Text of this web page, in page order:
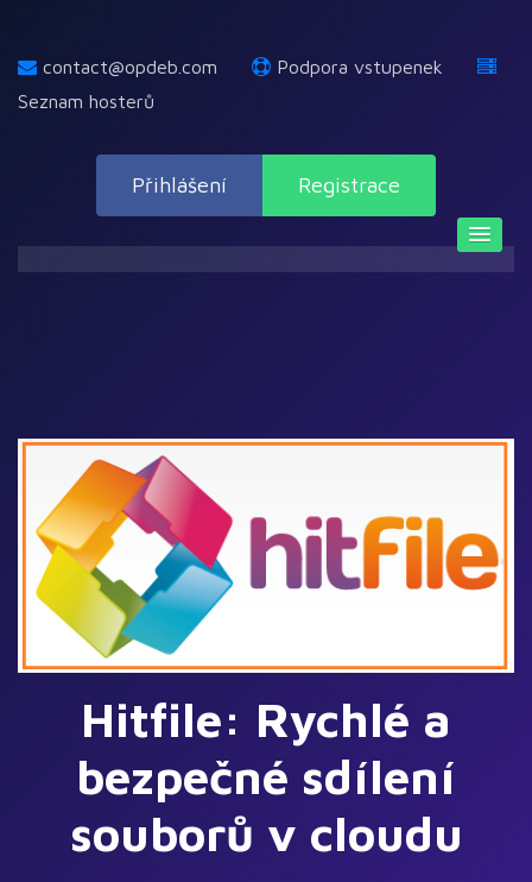
contact@opdeb.com
Podpora vstupenek
Seznam hosterů
Přihlášení Registrace
Hitfile: Rychlé a
bezpečné sdílení
souborů v cloudu